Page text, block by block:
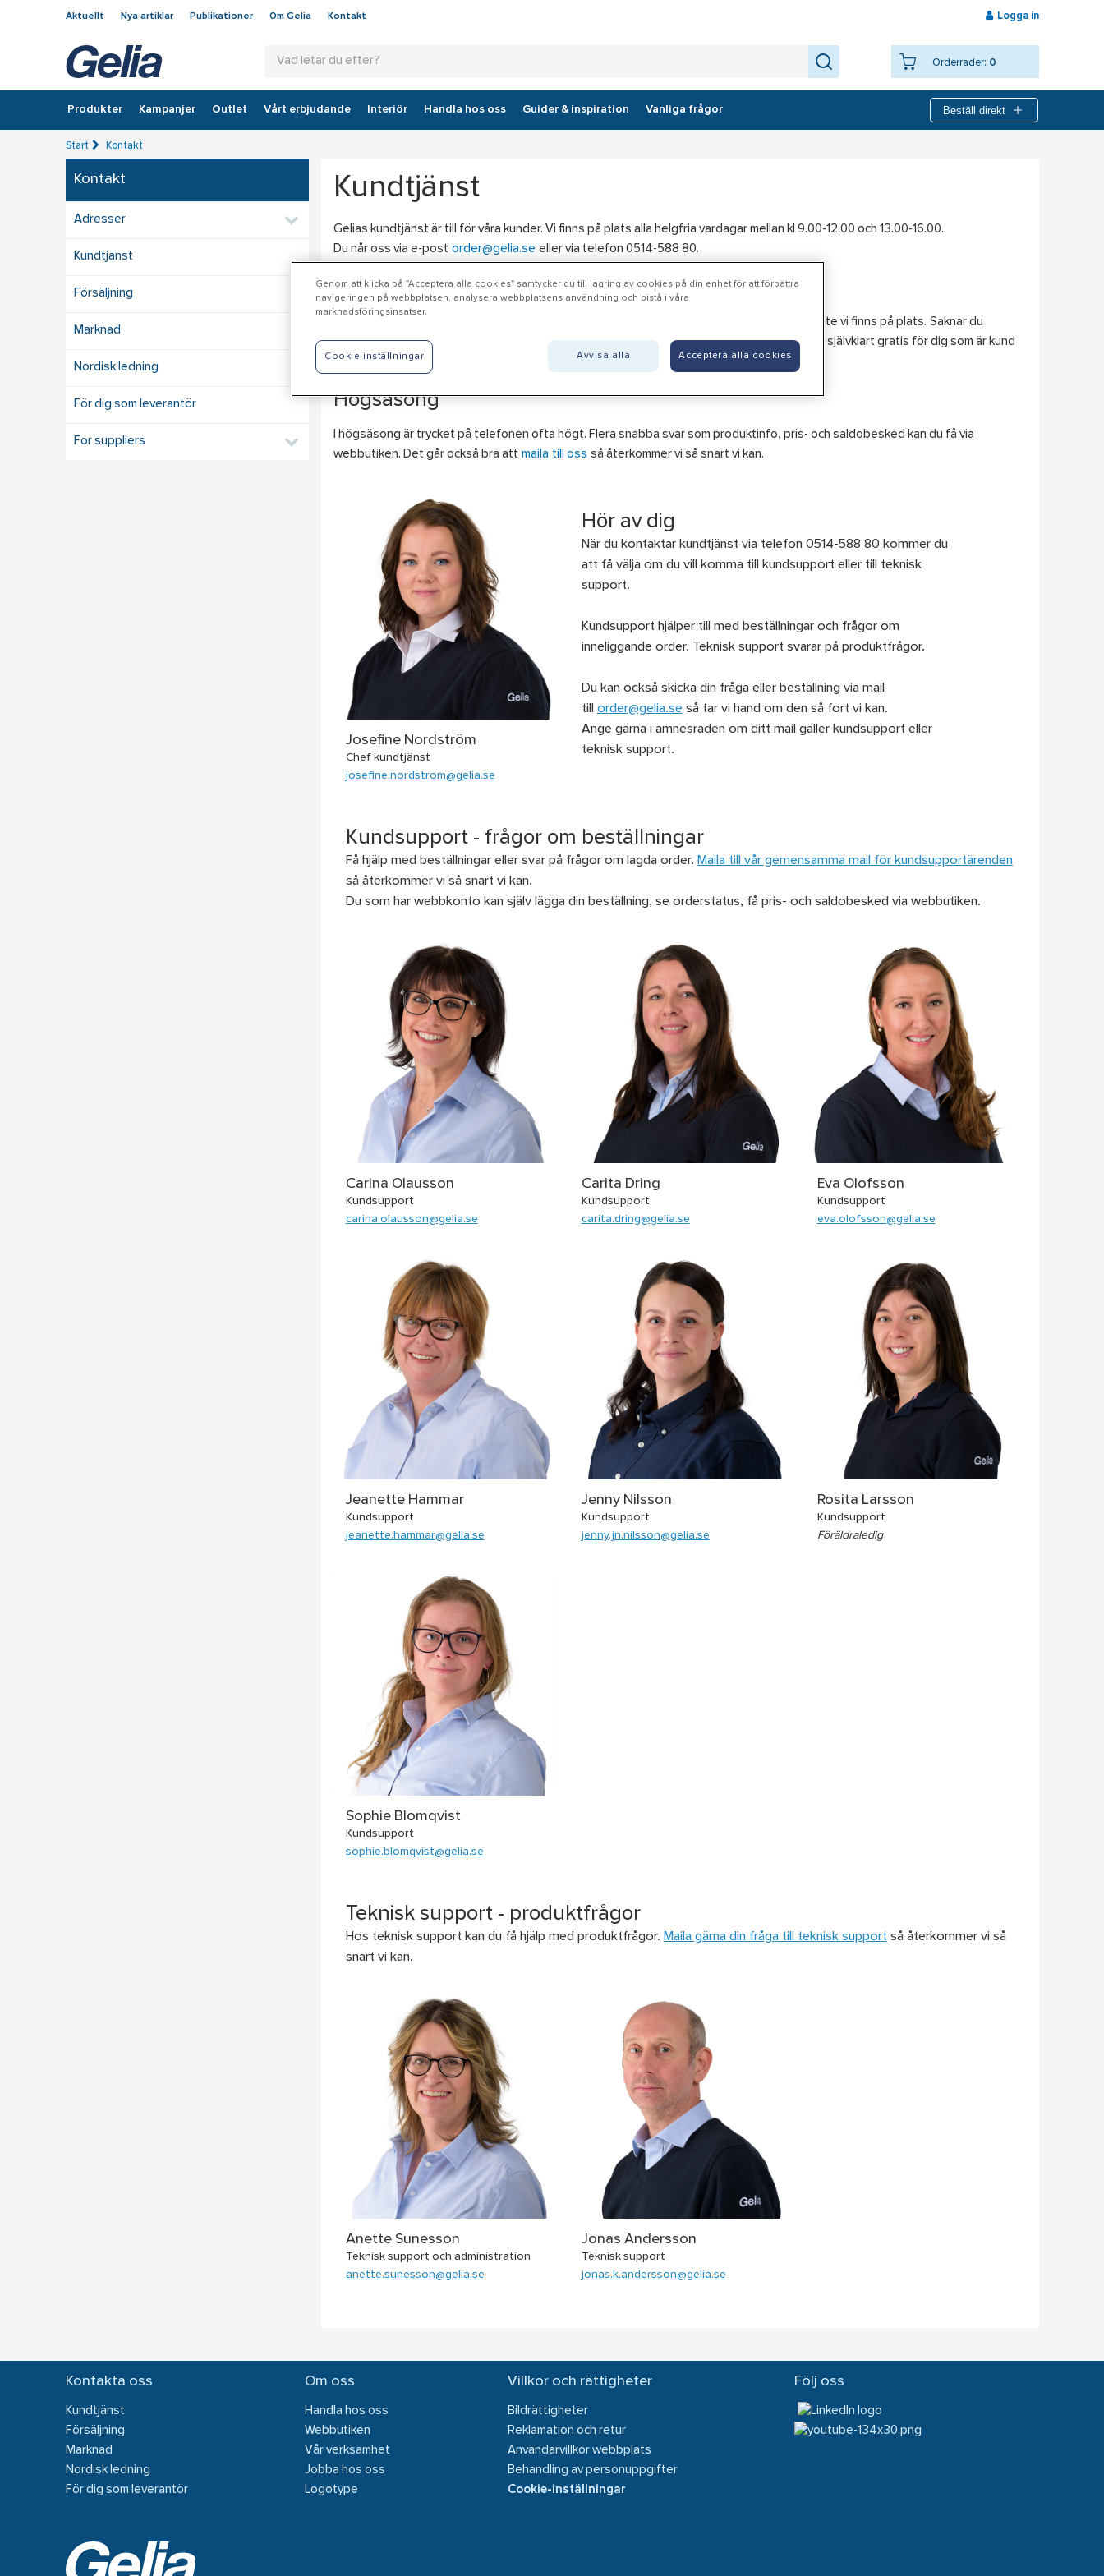
Aktuellt Nya artiklar Publikationer Om Gelia Kontakt Logga in
Orderrader: 0
Produkter Kampanjer Outlet Vårt erbjudande Interiör Handla hos oss Guider & inspiration Vanliga frågor Beställ direkt
Start Kontakt
Kontakt
Adresser
Kundtjänst
Försäljning
Marknad
Nordisk ledning
För dig som leverantör
For suppliers
Kundtjänst
Gelias kundtjänst är till för våra kunder. Vi finns på plats alla helgfria vardagar mellan kl 9.00-12.00 och 13.00-16.00.
Du når oss via e-post order@gelia.se eller via telefon 0514-588 80.
Webbkonto
Med ett webbkonto kan du se priser och beställa det du behöver i vår webbutik även när inte vi finns på plats. Saknar du
webbkonto såhör av dig till oss med dina uppgifter
så fixar vi det. Att ha ett webbkonto är självklart gratis för dig som är kund
hos oss. Observera att vi inte har någon direktförsäljning till privatpersoner.
Högsäsong
I högsäsong är trycket på telefonen ofta högt. Flera snabba svar som produktinfo, pris- och saldobesked kan du få via
webbutiken. Det går också bra att maila till oss så återkommer vi så snart vi kan.
Josefine Nordström
Chef kundtjänst
josefine.nordstrom@gelia.se
Hör av dig
När du kontaktar kundtjänst via telefon 0514-588 80 kommer du
att få välja om du vill komma till kundsupport eller till teknisk
support.
Kundsupport hjälper till med beställningar och frågor om
inneliggande order. Teknisk support svarar på produktfrågor.
Du kan också skicka din fråga eller beställning via mail
till order@gelia.se så tar vi hand om den så fort vi kan.
Ange gärna i ämnesraden om ditt mail gäller kundsupport eller
teknisk support.
Kundsupport - frågor om beställningar
Få hjälp med beställningar eller svar på frågor om lagda order. Maila till vår gemensamma mail för kundsupportärenden
så återkommer vi så snart vi kan.
Du som har webbkonto kan själv lägga din beställning, se orderstatus, få pris- och saldobesked via webbutiken.
Carina Olausson
Kundsupport
carina.olausson@gelia.se
Carita Dring
Kundsupport
carita.dring@gelia.se
Eva Olofsson
Kundsupport
eva.olofsson@gelia.se
Jeanette Hammar
Kundsupport
jeanette.hammar@gelia.se
Jenny Nilsson
Kundsupport
jenny.jn.nilsson@gelia.se
Rosita Larsson
Kundsupport
Föräldraledig
Sophie Blomqvist
Kundsupport
sophie.blomqvist@gelia.se
Teknisk support - produktfrågor
Hos teknisk support kan du få hjälp med produktfrågor. Maila gärna din fråga till teknisk supportså återkommer vi så
snart vi kan.
Anette Sunesson
Teknisk support och administration
anette.sunesson@gelia.se
Jonas Andersson
Teknisk support
jonas.k.andersson@gelia.se
Kontakta oss
Kundtjänst
Försäljning
Marknad
Nordisk ledning
För dig som leverantör
Om oss
Handla hos oss
Webbutiken
Vår verksamhet
Jobba hos oss
Logotype
Villkor och rättigheter
Bildrättigheter
Reklamation och retur
Användarvillkor webbplats
Behandling av personuppgifter
Cookie-inställningar
Följ oss
Genom att klicka på "Acceptera alla cookies" samtycker du till lagring av cookies på din enhet för att förbättra
navigeringen på webbplatsen, analysera webbplatsens användning och bistå i våra
marknadsföringsinsatser.
Avvisa alla Acceptera alla cookies
Cookie-inställningar